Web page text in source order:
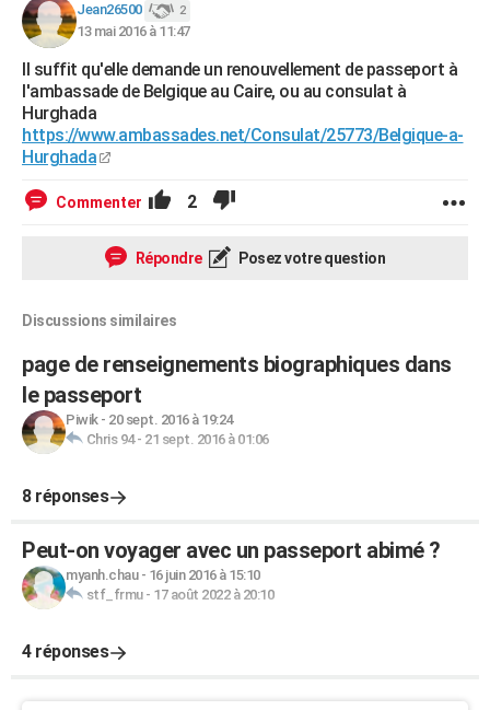
S'inscrire
Se connecter
Lycées
Collèges
Primaires
Universités
Entreprises
Service militaire
Avis de recherche
AVIS DE DÉCÈS
FORUM
Bricolage
Lifestyle
Culture
Sport
Auto
Television
Voyage
Cinema
Jean26500 2
13 mai 2016 à 11:47
Il suffit qu'elle demande un renouvellement de passeport à
l'ambassade de Belgique au Caire, ou au consulat à
Hurghada
https://www.ambassades.net/Consulat/25773/Belgique-a-
Hurghada
Commenter 2
Répondre Posez votre question
Discussions similaires
page de renseignements biographiques dans
le passeport
Piwik- 20 sept. 2016 à 19:24
Chris 94- 21 sept. 2016 à 01:06
8 réponses
Peut-on voyager avec un passeport abimé ?
myanh.chau- 16 juin 2016 à 15:10
stf_frmu- 17 août 2022 à 20:10
4 réponses